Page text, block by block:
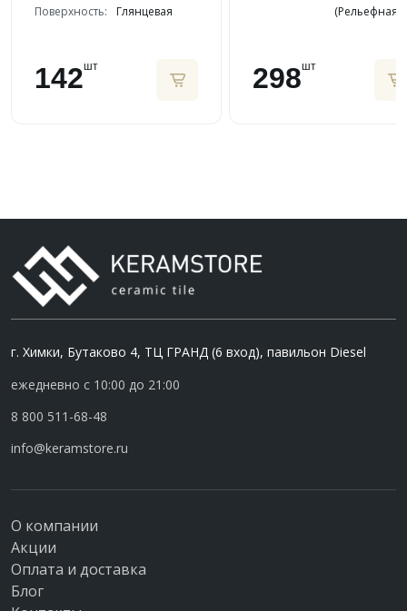
Поверхность:
Глянцевая
142шт
(Рельефная)
298шт
г. Химки, Бутаково 4, ТЦ ГРАНД (6 вход), павильон Diesel
ежедневно с 10:00 до 21:00
8 800 511-68-48
info@keramstore.ru
О компании
Акции
Оплата и доставка
Блог